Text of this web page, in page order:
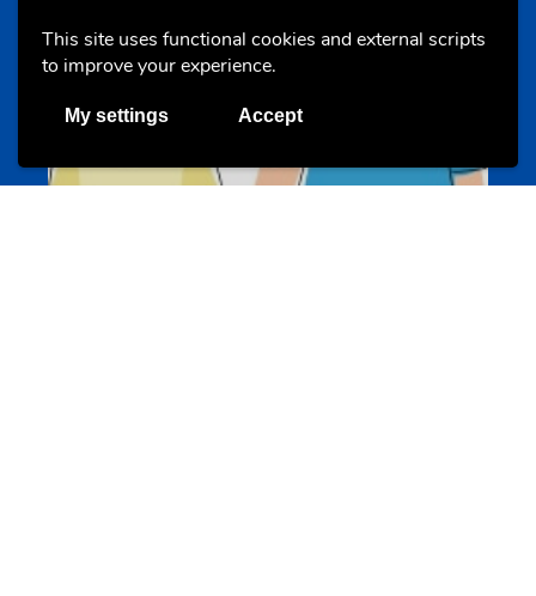
This site uses functional cookies and external scripts
to improve your experience.
My settings Accept